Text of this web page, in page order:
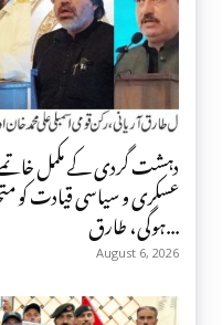
دہشت گردی کے مکمل
عسکری و سیاسی قیادت کو
ہوگی، طارق...
August 6, 2026